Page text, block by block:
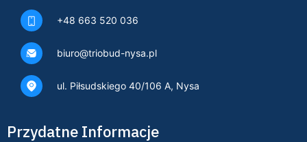
+48 663 520 036
biuro@triobud-nysa.pl
ul. Piłsudskiego 40/106 A, Nysa
Przydatne Informacje